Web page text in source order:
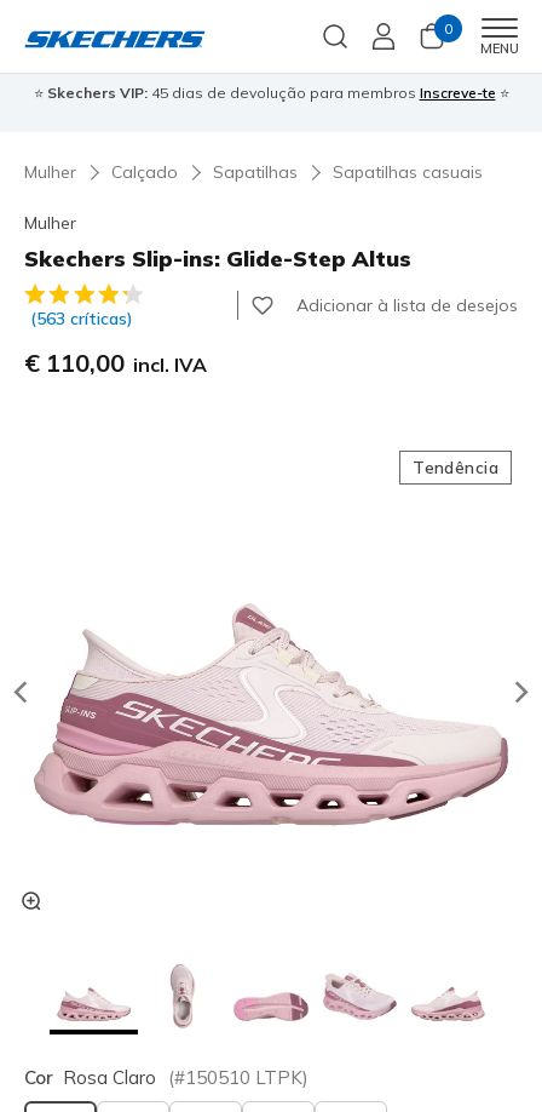
0
MENU
⭐ Skechers VIP:45 dias de devolução para membros Inscreve-te ⭐
Mulher Calçado Sapatilhas Sapatilhas casuais
Mulher
Skechers Slip-ins: Glide-Step Altus
3$1 de 5 – Classificação do cliente
(563 críticas)
Adicionar à lista de desejos
€ 110,00 incl. IVA
Tendência
Cor Rosa Claro (#150510 LTPK)